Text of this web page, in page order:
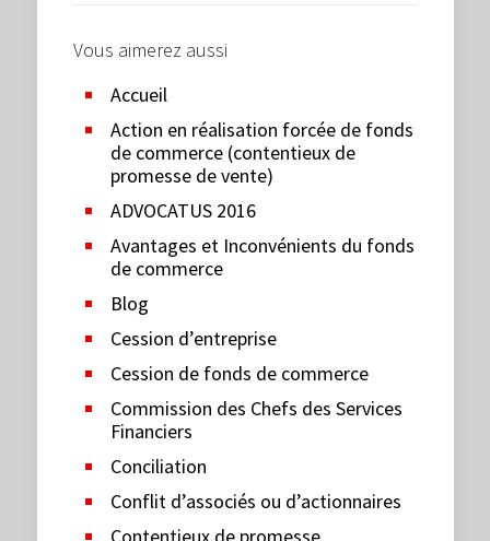
Vous aimerez aussi
Accueil
Action en réalisation forcée de fonds
de commerce (contentieux de
promesse de vente)
ADVOCATUS 2016
Avantages et Inconvénients du fonds
de commerce
Blog
Cession d’entreprise
Cession de fonds de commerce
Commission des Chefs des Services
Financiers
Conciliation
Conflit d’associés ou d’actionnaires
Contentieux de promesse